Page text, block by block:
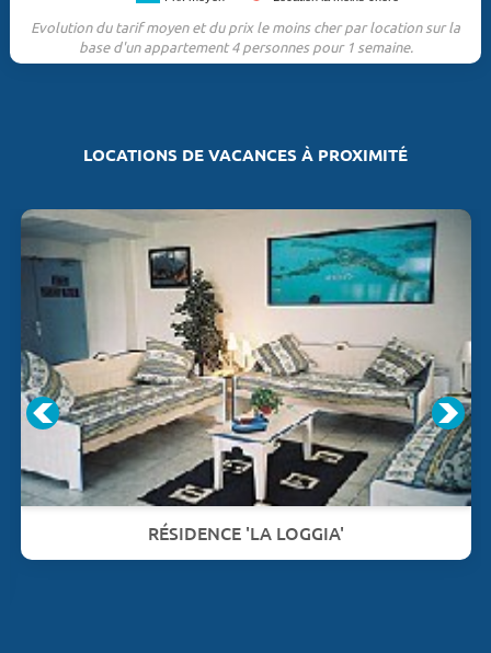
Evolution du tarif moyen et du prix le moins cher par location sur la
base d'un appartement 4 personnes pour 1 semaine.
LOCATIONS DE VACANCES À PROXIMITÉ
RÉSIDENCE 'LA LOGGIA'